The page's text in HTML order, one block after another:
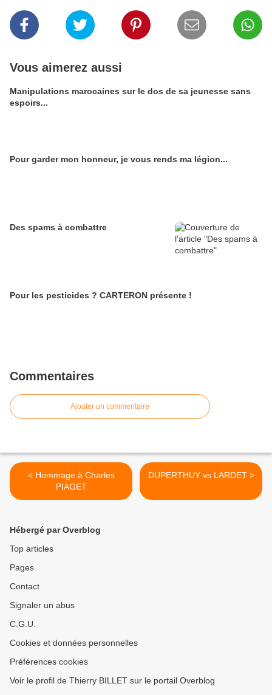
Vous aimerez aussi
Manipulations marocaines sur le dos de sa jeunesse sans
espoirs...
Pour garder mon honneur, je vous rends ma légion...
Des spams à combattre
Pour les pesticides ? CARTERON présente !
Commentaires
Ajouter un commentaire
< Hommage à Charles
PIAGET
DUPERTHUY vs LARDET >
Hébergé par Overblog
Top articles
Pages
Contact
Signaler un abus
C.G.U.
Cookies et données personnelles
Préférences cookies
Voir le profil de Thierry BILLET sur le portail Overblog